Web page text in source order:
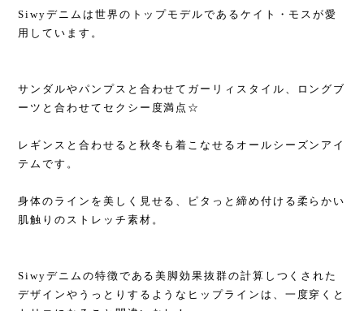
Siwyデニムは世界のトップモデルであるケイト・モスが愛
用しています。
サンダルやパンプスと合わせてガーリィスタイル、ロングブ
ーツと合わせてセクシー度満点☆
レギンスと合わせると秋冬も着こなせるオールシーズンアイ
テムです。
身体のラインを美しく見せる、ピタっと締め付ける柔らかい
肌触りのストレッチ素材。
Siwyデニムの特徴である美脚効果抜群の計算しつくされた
デザインやうっとりするようなヒップラインは、一度穿くと